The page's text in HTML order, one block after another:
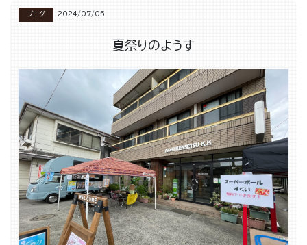
ブログ 2024/07/05
夏祭りのようす